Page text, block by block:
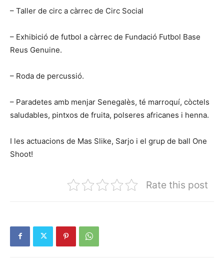
– Taller de circ a càrrec de Circ Social
– Exhibició de futbol a càrrec de Fundació Futbol Base
Reus Genuine.
– Roda de percussió.
– Paradetes amb menjar Senegalès, té marroquí, còctels
saludables, pintxos de fruita, polseres africanes i henna.
I les actuacions de Mas Slike, Sarjo i el grup de ball One
Shoot!
Rate this post